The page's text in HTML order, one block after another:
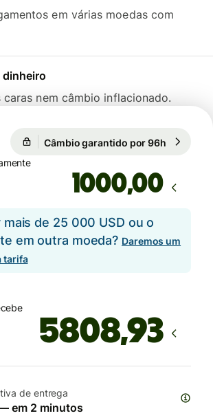
em várias moedas com
dinheiro
caras nem câmbio inflacionado.
Câmbio garantido por 96h
,00
mais de 25 000 USD ou o
em outra moeda? Daremos um
tarifa
de entrega
em 2 minutos